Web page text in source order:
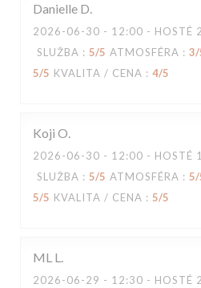
Danielle D
2026-06-30 - 12:00 - HOSTÉ 2
SLUŽBA : 5/5 ATMOSFÉRA : 3/
5/5 KVALITA / CENA : 4/5
Koji O
2026-06-30 - 12:00 - HOSTÉ 1
SLUŽBA : 5/5 ATMOSFÉRA : 5/
5/5 KVALITA / CENA : 5/5
ML L
2026-06-29 - 12:30 - HOSTÉ 2